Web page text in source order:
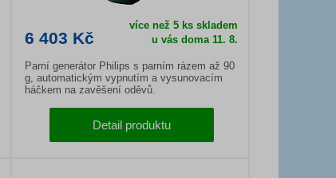
6 403 Kč
více než 5 ks skladem
u vás doma 11. 8.
Parní generátor Philips s parním rázem až 90
g, automatickým vypnutím a vysunovacím
háčkem na zavěšení oděvů.
Detail produktu